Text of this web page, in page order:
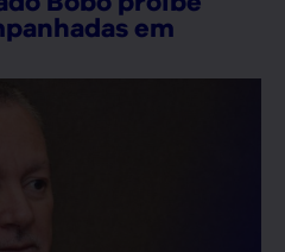
em